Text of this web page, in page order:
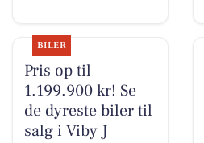
BILER
Pris op til
1.199.900 kr! Se
de dyreste biler til
salg i Viby J